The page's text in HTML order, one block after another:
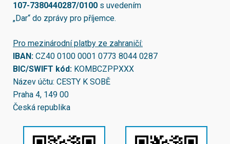
107-7380440287/0100 s uvedením
„Dar“ do zprávy pro příjemce.
Pro mezinárodní platby ze zahraničí:
IBAN: CZ40 0100 0001 0773 8044 0287
BIC/SWIFT kód: KOMBCZPPXXX
Název účtu: CESTY K SOBĚ
Praha 4, 149 00
Česká republika